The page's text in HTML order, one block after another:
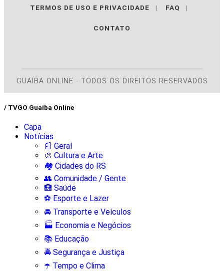
TERMOS DE USO E PRIVACIDADE | FAQ |
CONTATO
GUAÍBA ONLINE - TODOS OS DIREITOS RESERVADOS
/ TVGO Guaíba Online
Capa
Notícias
📰 Geral
🎨 Cultura e Arte
🏘️ Cidades do RS
👥 Comunidade / Gente
🏥 Saúde
⚽ Esporte e Lazer
🚘 Transporte e Veículos
🏭 Economia e Negócios
📚 Educação
🚔 Segurança e Justiça
☂️ Tempo e Clima